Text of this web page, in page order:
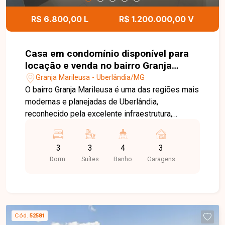
casa moderna, funcional e bem localizada.
Agende uma visita e venha conhecer todos os
Laranjeiras.
R$ 6.800,00 L R$ 1.200.000,00 V
Casa em condomínio disponível para
locação e venda no bairro Granja
Marileuza Uberlândia em Uberlândia-
MG
Granja Marileusa - Uberlândia/MG
O bairro Granja Marileusa é uma das regiões mais
modernas e planejadas de Uberlândia,
reconhecido pela excelente infraestrutura,
a importantes vias da cidade, o bairro oferece
conveniência, áreas verdes, serviços e um
ambiente ideal para quem busca conforto e
integradas com ar condicionado, 03 suites no
total no pavimento superior, todas com
3
Dorm.
3
Suítes
4
Banho
3
Garagens
Cód. 52581